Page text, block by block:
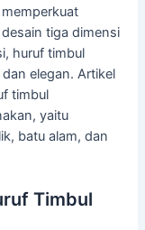
tiga dimensi
huruf timbul
elegan. Artikel
timbul
yaitu
batu alam, dan
Timbul